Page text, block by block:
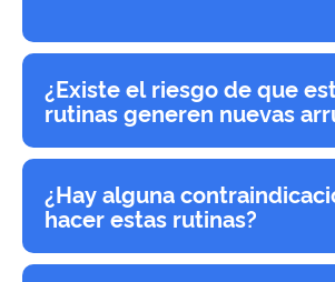
¿Existe el riesgo de que
rutinas generen nuevas
¿Hay alguna
hacer estas rutinas?